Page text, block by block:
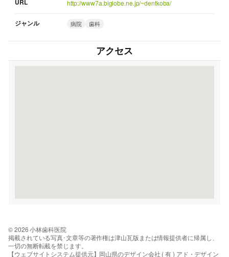
http://www7a.biglobe.ne.jp/~dentkoba/
ジャンル 病院 歯科
アクセス
© 2026 小林歯科医院
掲載されている写真･文章等の著作権は津山瓦版または情報提供者に帰属し、
一切の無断転載を禁じます。
【ウェブサイトシステム提供元】岡山県のデザイン会社 ( 有 ) アド・デザイン